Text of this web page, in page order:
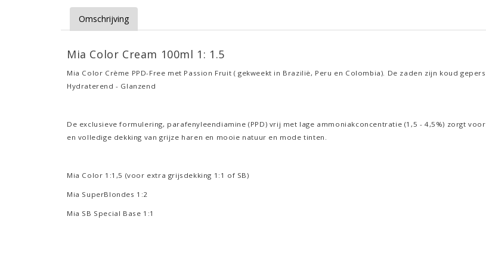
Omschrijving
Mia Color Cream 100ml 1: 1.5
Mia Color Crème PPD-Free met Passion Fruit ( gekweekt in Brazilië, Peru en Colombia). De zaden zijn koud
Hydraterend - Glanzend
De exclusieve formulering, parafenyleendiamine (PPD) vrij met lage ammoniakconcentratie (1,5 - 4,5%) zorgt
en volledige dekking van grijze haren en mooie natuur en mode tinten.
Mia Color 1:1,5 (voor extra grijsdekking 1:1 of SB)
Mia SuperBlondes 1:2
Mia SB Special Base 1:1